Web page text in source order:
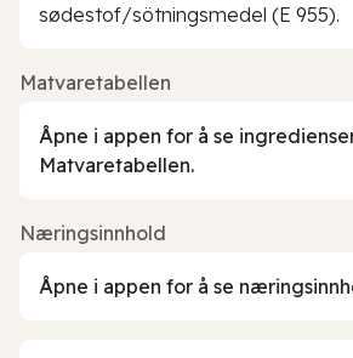
sødestof/sötningsmedel (E 955).
Matvaretabellen
Åpne i appen for å se
Matvaretabellen.
Næringsinnhold
Åpne i appen for å se